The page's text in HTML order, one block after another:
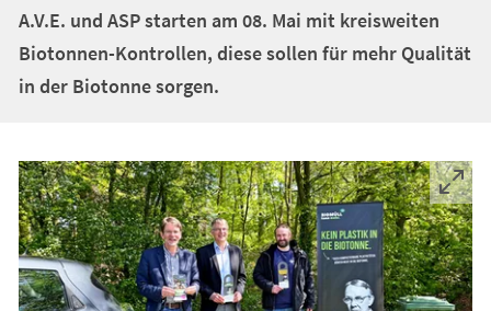
A.V.E. und ASP starten am 08. Mai mit kreisweiten
Biotonnen-Kontrollen, diese sollen für mehr Qualität
in der Biotonne sorgen.